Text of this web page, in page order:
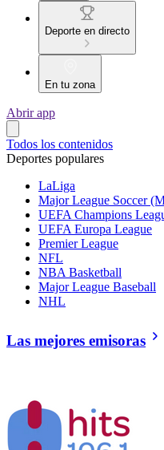
Deporte en directo
En tu zona
Abrir app
Todos los contenidos
Deportes populares
LaLiga
Major League Soccer
UEFA Champions
UEFA Europa League
Premier League
NFL
NBA Basketball
Major League Baseball
NHL
Las mejores emisoras